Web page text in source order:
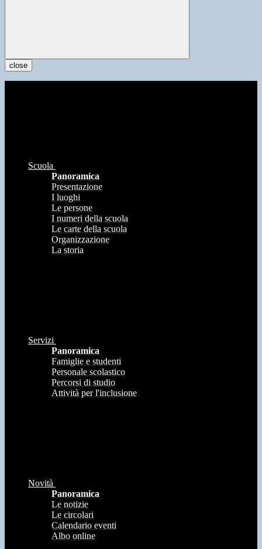
close
Scuola
Panoramica
Presentazione
I luoghi
Le persone
I numeri della scuola
Le carte della scuola
Organizzazione
La storia
Servizi
Panoramica
Famiglie e studenti
Personale scolastico
Percorsi di studio
Attività per l'inclusione
Novità
Panoramica
Le notizie
Le circolari
Calendario eventi
Albo online